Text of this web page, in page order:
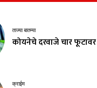
ताज्या बातम्या
कोयनेचे दरवाजे चार फूटावर
क्राईम